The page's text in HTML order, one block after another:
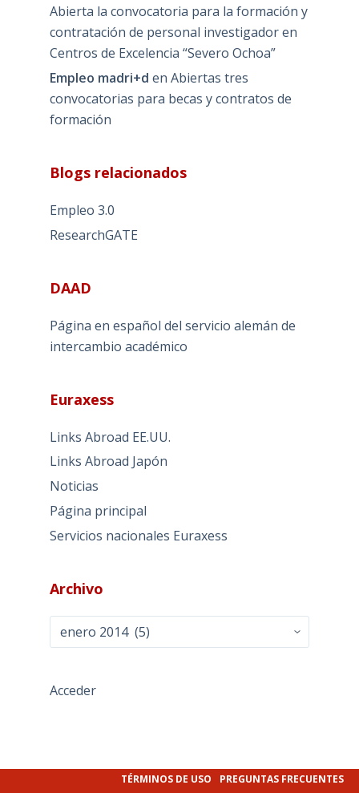
Abierta la convocatoria para la formación y
contratación de personal investigador en
Centros de Excelencia “Severo Ochoa”
Empleo madri+d en Abiertas tres
convocatorias para becas y contratos de
formación
Blogs relacionados
Empleo 3.0
ResearchGATE
DAAD
Página en español del servicio alemán de
intercambio académico
Euraxess
Links Abroad EE.UU.
Links Abroad Japón
Noticias
Página principal
Servicios nacionales Euraxess
Archivo
Acceder
TÉRMINOS DE USO PREGUNTAS FRECUENTES